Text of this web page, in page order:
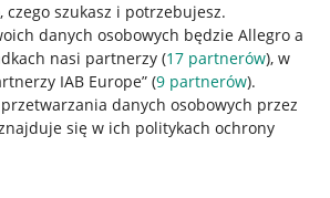
czego szukasz i potrzebujesz.
danych osobowych będzie Allegro a
nasi partnerzy (17 partnerów), w
IAB Europe” (9 partnerów).
danych osobowych przez
się w ich politykach ochrony